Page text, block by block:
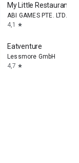
My Little Restaurant
ABI GAMES PTE. LTD.
4,1
star
Eatventure
Lessmore GmbH
4,7 star